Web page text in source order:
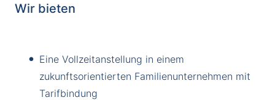
Wir bieten
Eine Vollzeitanstellung in einem
zukunftsorientierten Familienunternehmen mit
Tarifbindung